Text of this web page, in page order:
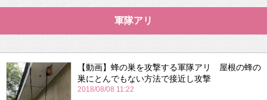
軍隊アリ
【動画】蜂の巣を攻撃する軍隊アリ 屋根の蜂の
巣にとんでもない方法で接近し攻撃
2018/08/08 11:22